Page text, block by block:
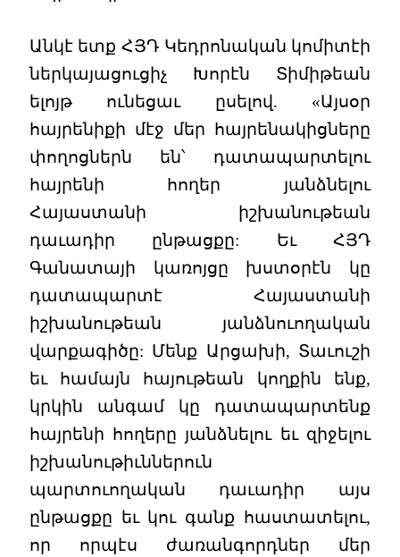
Անկէ ետք ՀՅԴ Կեդրոնական կոմիտէի
ներկայացուցիչ Խորէն Տիմիթեան
ելոյթ ունեցաւ ըսելով. «Այսօր
հայրենիքի մէջ մեր հայրենակիցները
փողոցներն են՝ դատապարտելու
հայրենի հողեր յանձնելու
Հայաստանի իշխանութեան
դաւադիր ընթացքը: Եւ ՀՅԴ
Գանատայի կառոյցը խստօրէն կը
դատապարտէ Հայաստանի
իշխանութեան յանձնուողական
վարքագիծը: Մենք Արցախի, Տաւուշի
եւ համայն հայութեան կողքին ենք,
կրկին անգամ կը դատապարտենք
հայրենի հողերը յանձնելու եւ զիջելու
իշխանութիւններուն
պարտուողական դաւադիր այս
ընթացքը եւ կու գանք հաստատելու,
որ որպէս ժառանգորդներ մեր